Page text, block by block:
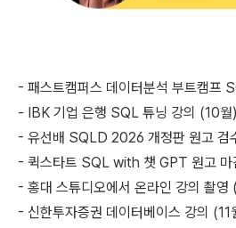
- 패스트캠퍼스 데이터분석 부트캠프
- IBK 기업 은행 SQL 튜닝 강의 (10월)
- 유선배 SQLD 2026 개정판 원고 검
- 퀵스타트 SQL with 챗 GPT 원고 마
- 홍대 스튜디오에서 온라인 강의 촬영
- 신한투자증권 데이터베이스 강의 (11